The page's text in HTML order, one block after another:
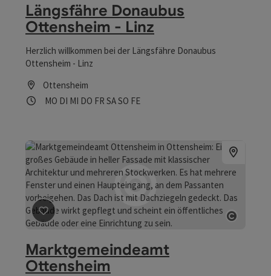
Längsfähre Donaubus
Ottensheim - Linz
Herzlich willkommen bei der Längsfähre Donaubus
Ottensheim - Linz
Ottensheim
Öffnungszeiten
MO Montag geöffnet
DI Dienstag geöffnet
MI Mittwoch geöffnet
DO Donnerstag geöffnet
FR Freitag geöffnet
SASamstag geöffnet
SO Sonntag geöffnet
FEFeiertag geöffnet
Beitrag merken: Marktgemeindeamt Ottensheim
Marktgemeindeamt
Ottensheim